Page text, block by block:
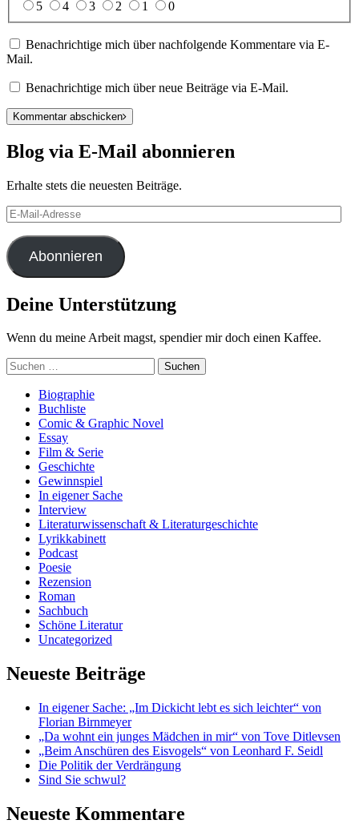
5
4 3 2 1 0
Benachrichtige mich über nachfolgende Kommentare via E-
Mail.
Benachrichtige mich über neue Beiträge via E-Mail.
Kommentar abschicken
Blog via E-Mail abonnieren
Erhalte stets die neuesten Beiträge.
E-
Mail-
Adresse
Abonnieren
Deine Unterstützung
Wenn du meine Arbeit magst, spendier mir doch einen Kaffee.
Suchen
nach:
Biographie
Buchliste
Comic & Graphic Novel
Essay
Film & Serie
Geschichte
Gewinnspiel
In eigener Sache
Interview
Literaturwissenschaft & Literaturgeschichte
Lyrikkabinett
Podcast
Poesie
Rezension
Roman
Sachbuch
Schöne Literatur
Uncategorized
Neueste Beiträge
In eigener Sache: „Im Dickicht lebt es sich leichter“ von
Florian Birnmeyer
„Da wohnt ein junges Mädchen in mir“ von Tove Ditlevsen
„Beim Anschüren des Eisvogels“ von Leonhard F. Seidl
Die Politik der Verdrängung
Sind Sie schwul?
Neueste Kommentare